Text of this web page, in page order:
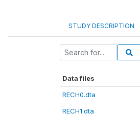
STUDY DESCRIPTION
Data files
RECH0.dta
RECH1.dta